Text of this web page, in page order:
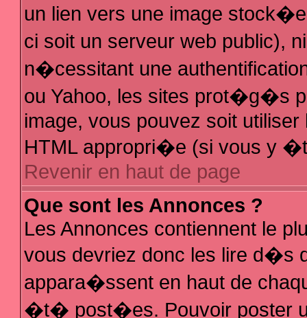
un lien vers une image
ci soit un serveur web public),
n�cessitant une
ou Yahoo, les sites prot�g�s
image, vous pouvez soit
HTML appropri�e (si vous y
Revenir en haut de page
Que sont les Annonces ?
Les Annonces contiennent le
vous devriez donc les lire d�s
appara�ssent en haut de
�t� post�es. Pouvoir poster